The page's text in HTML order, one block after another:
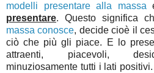
modelli presentare alla massa
presentare. Questo significa
massa conosce, decide cioè il
ciò che più gli piace. E lo
attraenti, piacevoli,
minuziosamente tutti i lati